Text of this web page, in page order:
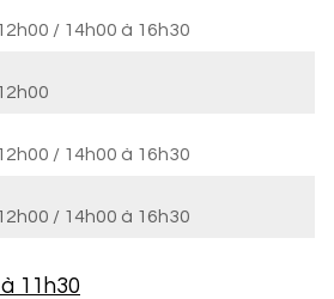
/ 14h00 à 16h30
/ 14h00 à 16h30
/ 14h00 à 16h30
11h30